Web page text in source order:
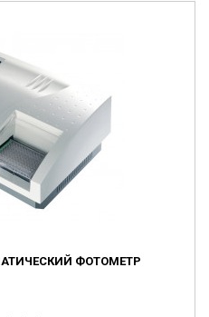
ФОТОМЕТР